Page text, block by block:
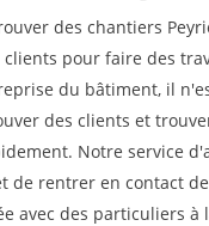
des chantiers
pour faire des
du bâtiment, il
des clients et
Notre service
de rentrer en contact
avec des particuliers à